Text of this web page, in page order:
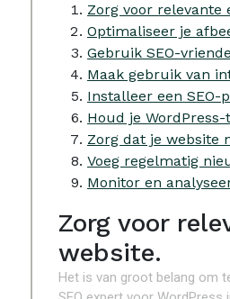
Zorg voor relevante
Optimaliseer je
Gebruik SEO-
Maak gebruik van
Installeer een SEO-
Houd je
Zorg dat je website
Voeg regelmatig
Monitor en
Zorg voor
website.
Het is van groot belang om